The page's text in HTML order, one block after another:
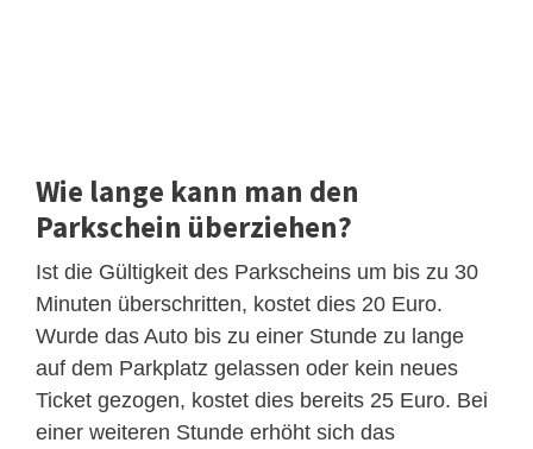
Wie lange kann man den
Parkschein überziehen?
Ist die Gültigkeit des Parkscheins um bis zu 30
Minuten überschritten, kostet dies 20 Euro.
Wurde das Auto bis zu einer Stunde zu lange
auf dem Parkplatz gelassen oder kein neues
Ticket gezogen, kostet dies bereits 25 Euro. Bei
einer weiteren Stunde erhöht sich das